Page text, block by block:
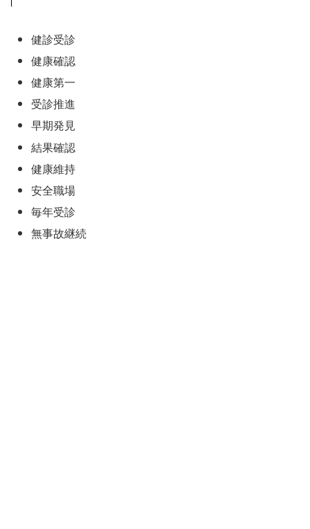
健診受診
健康確認
健康第一
受診推進
早期発見
結果確認
健康維持
安全職場
毎年受診
無事故継続